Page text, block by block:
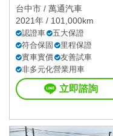
台中市 / 萬通汽車
2021年 / 101,000km
認證車
五大保證
符合保固
里程保證
實車實價
友善試車
非多元化營業用車
立即諮詢